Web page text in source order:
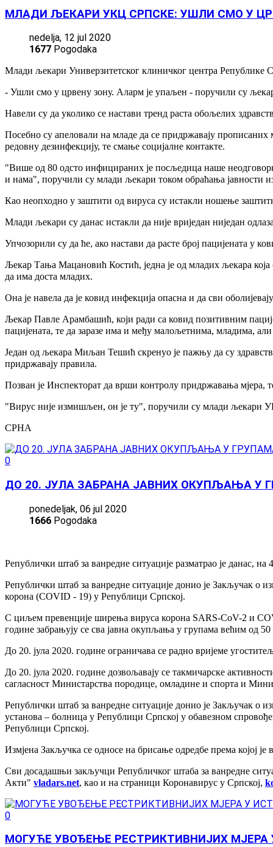
МЛАДИ ЉЕКАРИ УКЦ СРПСКЕ: УШЛИ СМО У
nedelja, 12 jul 2020
1677 Pogodaka
Млади љекари Универзитетског клиничког центра Републике
- Ушли смо у црвену зону. Аларм је упаљен - поручили су
Навели су да уколико се настави тренд раста обољелих
Посебно су апеловали на младе да се придржавају
редовну дезинфекцију, те смање социјалне контакте.
"Више од 80 одсто инфицираних је посљедица наше
и нама", поручили су млади љекари током обраћања јавности
Као неопходно у заштити од вируса су истакли ношење
Млади љекари су данас истакли да није вриједан ниједан
Упчозорили су да ће, ако настави да расте број пацијената у
Љекар Тања Мацановић Костић, једна је од младих љекара
да има доста младих.
Она је навела да је ковид инфекција опасна и да сви
Љекар Павле Арамбашић, који ради са ковид позитивним
пацијената, те да заразе има и међу малољетнима, младима,
Један од љекара Миљан Тешић скренуо је пажњу да су
придржавају правила.
Позван је Инспекторат да врши контролу придржавања мјера,
"Вирус није измишљен, он је ту", поручили су млади љекари
СРНА
0
ДО 20. ЈУЛА ЗАБРАНА ЈАВНИХ ОКУПЉАЊА У
ponedeljak, 06 jul 2020
1666 Pogodaka
Републички штаб за ванредне ситуације разматрао je данас,
Републички штаб за ванредне ситуације донио је Закључак о
корона (COVID - 19) у Републици Српској.
С циљем превенције ширења вируса корона SARS-CoV-2 и
године забрањују се сва јавна окупљања у групама већим од
До 20. јула 2020. године ограничава се радно вријеме
До 20. јула 2020. године дозвољавају се такмичарске
сагласност Министарства породице, омладине и спорта и
Републички штаб за ванредне ситуације донио је Закључак о
установа – болница у Републици Српској у обавезном
Републици Српској.
Измјена Закључка се односе на брисање одредбе према којој
Сви досадашњи закључци Републичког штаба за ванредне
Акти" vladars.net, као и на страници Коронавирус у Српској,
0
МОГУЋЕ УВОЂЕЊЕ РЕСТРИКТИВНИЈИХ МЈЕРА